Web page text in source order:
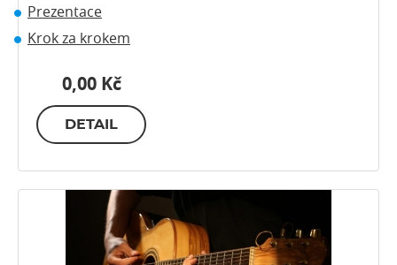
Prezentace
Krok za krokem
0,00 Kč
DETAIL